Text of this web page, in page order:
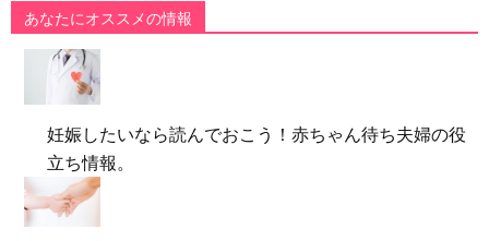
あなたにオススメの情報
妊娠したいなら読んでおこう！赤ちゃん待ち夫婦の役
立ち情報。